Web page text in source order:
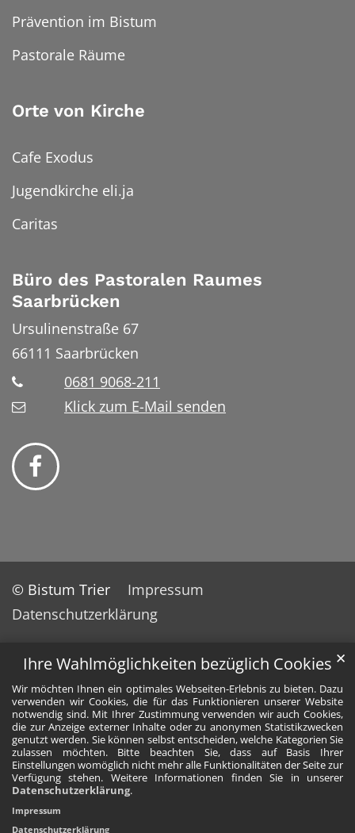
Ihre Wahlmöglichkeiten bezüglich Cookies
Wir möchten Ihnen ein optimales Webseiten-Erlebnis zu bieten. Dazu
verwenden wir Cookies, die für das Funktionieren unserer Website
notwendig sind. Mit Ihrer Zustimmung verwenden wir auch Cookies,
die zur Anzeige externer Inhalte oder zu anonymen Statistikzwecken
genutzt werden. Sie können selbst entscheiden, welche Kategorien Sie
zulassen möchten. Bitte beachten Sie, dass auf Basis Ihrer
Einstellungen womöglich nicht mehr alle Funktionalitäten der Seite zur
Verfügung stehen. Weitere Informationen finden Sie in unserer
Datenschutzerklärung.
✕
Impressum
Datenschutzerklärung
Prävention im Bistum
Pastorale Räume
Orte von Kirche
Cafe Exodus
Jugendkirche eli.ja
Caritas
Büro des Pastoralen Raumes
Saarbrücken
Ursulinenstraße 67
66111 Saarbrücken
0681 9068-211
Klick zum E-Mail senden
© Bistum Trier
Impressum
Datenschutzerklärung